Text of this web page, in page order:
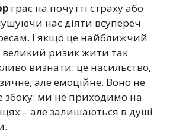
грає на почутті страху або
нас діяти всупереч
І якщо це найближчий
великий ризик жити так
визнати: це насильство,
але емоційне. Воно не
збоку: ми не приходимо на
– але залишаються в душі